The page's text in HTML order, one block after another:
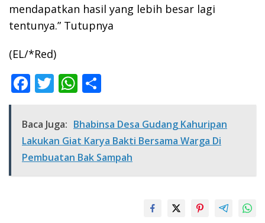
mendapatkan hasil yang lebih besar lagi
tentunya.” Tutupnya
(EL/*Red)
F
e
b
o
o
T
itt
er
W
at
s
A
p
ar
e
Baca Juga: Bhabinsa Desa Gudang Kahuripan
Lakukan Giat Karya Bakti Bersama Warga Di
Pembuatan Bak Sampah